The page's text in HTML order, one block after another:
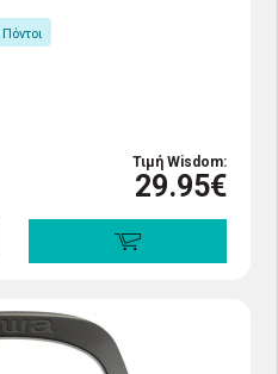
Πόντοι
Τιμή Wisdom:
29.95€